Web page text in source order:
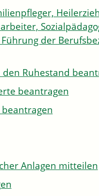
der
Ruhestand
beantragen
Anlagen mitteilen